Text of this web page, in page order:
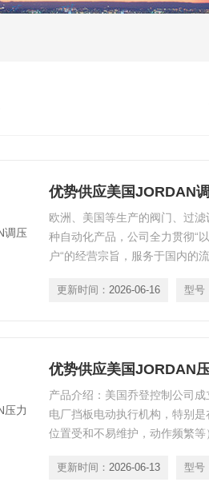
优势供应美国JORDAN
欧洲、美国等生产的阀门、过
种自动化产品，公司全力贯彻“
户“的经营宗旨，服务于国内的
供*细致的售前、售中、售后服
更新时间： 2026-06-16 型号
优势供应美国JORDAN
产品介绍：美国乔登控制公司
电厂挡板电动执行机构，特别
位置受和不易维护，动作频繁
域，特别是高调节频度（每小
更新时间： 2026-06-13 型号